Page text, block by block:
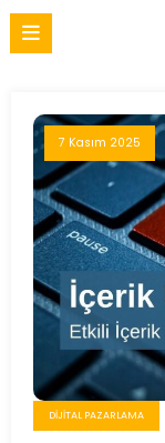
İçeriğe
7 Kasım 2025
DIJITAL PAZARLAMA